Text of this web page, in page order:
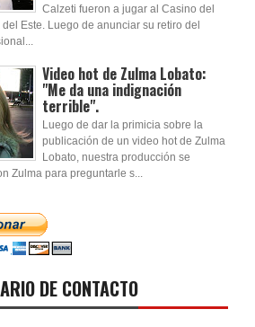
Calzeti fueron a jugar al Casino del
del Este. Luego de anunciar su retiro del
Video hot de Zulma Lobato:
"Me da una indignación
terrible".
Luego de dar la primicia sobre la
publicación de un video hot de Zulma
Lobato, nuestra producción se
Zulma para preguntarle s...
DE CONTACTO